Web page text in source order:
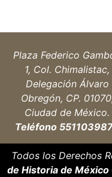
Plaza Federico
1, Col. Chimalistac,
Delegación Álvaro
Obregón, CP.
Ciudad de México.
Teléfono
Todos los Derechos
de Historia de México